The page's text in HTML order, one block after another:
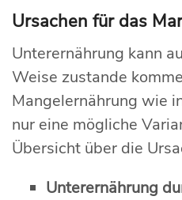
Ursachen für das
Unterernährung kann
Weise zustande
Mangelernährung wie
nur eine mögliche
Übersicht über die
Unterernährung